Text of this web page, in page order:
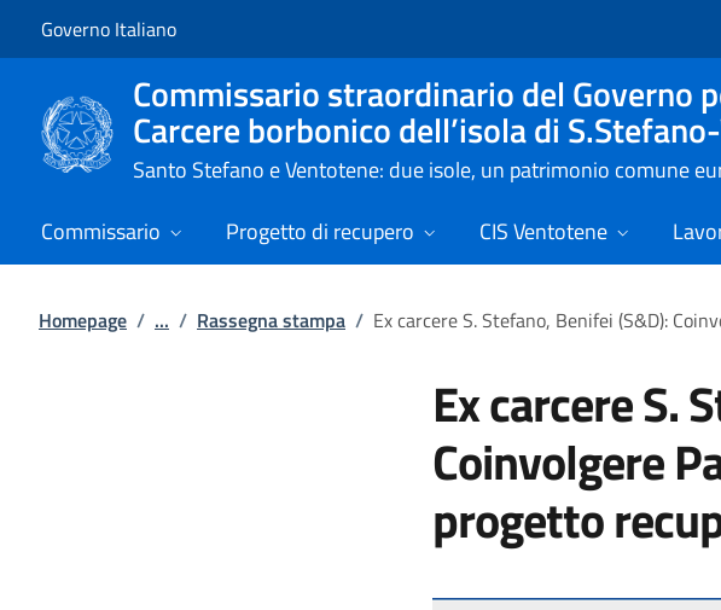
Governo Italiano
Commissario straordinario del Governo
Carcere borbonico dell’isola di
Santo Stefano e Ventotene: due isole, un patrimonio comune
Commissario Progetto di recupero CIS Ventotene
Homepage / ... / Rassegna stampa / Ex carcere S. Stefano, Benifei (S&D):
Ex carcere S.
Coinvolgere
progetto